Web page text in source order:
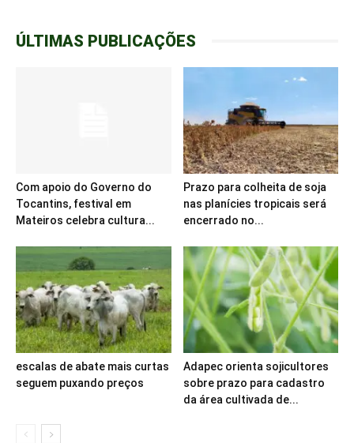
ÚLTIMAS PUBLICAÇÕES
Com apoio do Governo do
Tocantins, festival em
Mateiros celebra cultura...
Prazo para colheita de soja
nas planícies tropicais será
encerrado no...
escalas de abate mais curtas
seguem puxando preços
Adapec orienta sojicultores
sobre prazo para cadastro
da área cultivada de...